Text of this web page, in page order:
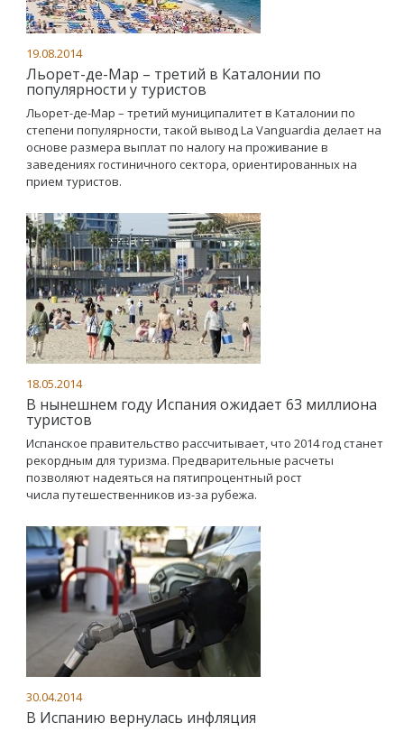
19.08.2014
Льорет-де-Мар – третий в Каталонии по
популярности у туристов
Льорет-де-Мар – третий муниципалитет в Каталонии по
степени популярности, такой вывод La Vanguardia делает на
основе размера выплат по налогу на проживание в
заведениях гостиничного сектора, ориентированных на
прием туристов.
18.05.2014
В нынешнем году Испания ожидает 63 миллиона
туристов
Испанское правительство рассчитывает, что 2014 год станет
рекордным для туризма. Предварительные расчеты
позволяют надеяться на пятипроцентный рост
числа путешественников из-за рубежа.
30.04.2014
В Испанию вернулась инфляция